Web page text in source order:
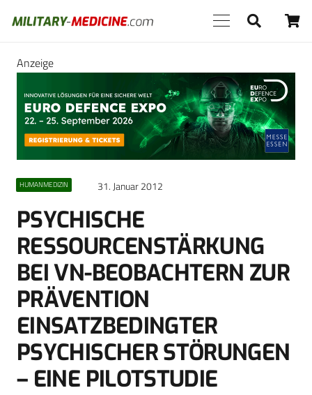
Anzeige
HUMANMEDIZIN 31. Januar 2012
PSYCHISCHE
RESSOURCENSTÄRKUNG
BEI VN-BEOBACHTERN ZUR
PRÄVENTION
EINSATZBEDINGTER
PSYCHISCHER STÖRUNGEN
– EINE PILOTSTUDIE